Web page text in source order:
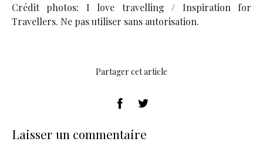
Crédit photos: I love travelling / Inspiration for
Travellers. Ne pas utiliser sans autorisation.
Partager cet article
Laisser un commentaire